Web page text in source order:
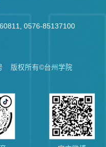
0576-85137100
版权所有©台州学院